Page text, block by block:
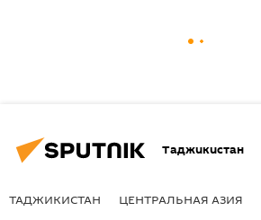
Таджикистан
ТАДЖИКИСТАН ЦЕНТРАЛЬНАЯ АЗИЯ